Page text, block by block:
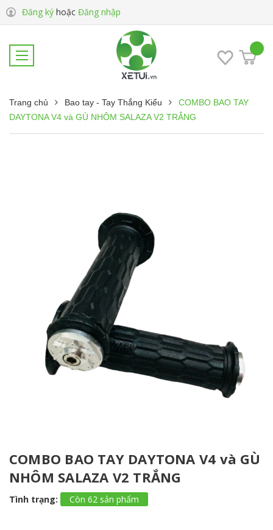
Đăng ký hoặc Đăng nhập
Trang chủ Bao tay - Tay Thắng Kiểu
COMBO BAO TAY
DAYTONA V4 và GÙ NHÔM SALAZA V2 TRẮNG
COMBO BAO TAY DAYTONA V4 và GÙ
NHÔM SALAZA V2 TRẮNG
Tình trạng: Còn 62 sản phẩm